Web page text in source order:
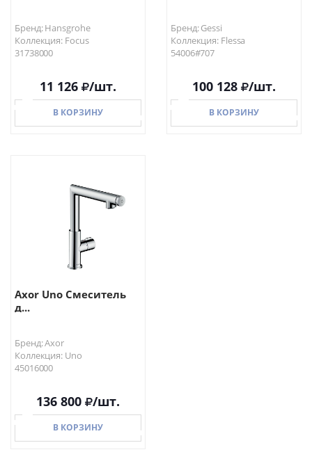
Бренд: Hansgrohe
Коллекция: Focus
31738000
11 126 /шт.
В КОРЗИНУ
В КОРЗИНУ
Бренд: Gessi
Коллекция: Flessa
54006#707
100 128 /шт.
В КОРЗИНУ
Axor Uno Смеситель
д...
Бренд: Axor
Коллекция: Uno
45016000
136 800 /шт.
В КОРЗИНУ